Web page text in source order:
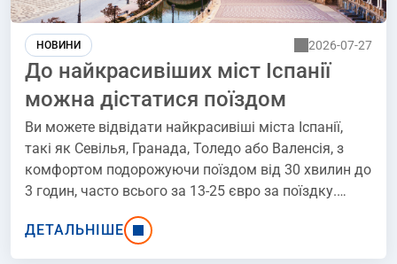
НОВИНИ 2026-07-27
До найкрасивіших міст Іспанії
можна дістатися поїздом
Ви можете відвідати найкрасивіші міста Іспанії,
такі як Севілья, Гранада, Толедо або Валенсія, з
комфортом подорожуючи поїздом від 30 хвилин до
3 годин, часто всього за 13-25 євро за поїздку.
Іспанська залізниця AVE з'єднує основні регіони
країни безпосередньо з центрами міст, тому ви
уникнете аеропортів, заторів та довгих пересадок.
ДЕТАЛЬНІШЕ